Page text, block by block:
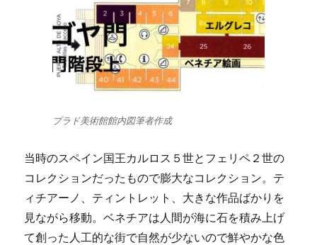
プラド美術館館内図筆者作成
当時のスペイン国王カルロス５世とフェリペ２世の
コレクションだったもので膨大なコレクション。テ
ィチアーノ、ティントレット、大きな作品ばかりを
見ながら移動。ベネチアは人間が海に石を積み上げ
て創った人工的な街で自然が少ないので鮮やかな色